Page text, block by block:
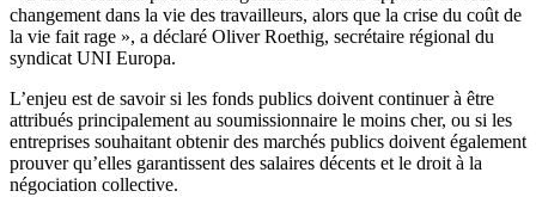
changement dans la vie des travailleurs, alors que la crise du coût de
la vie fait rage », a déclaré Oliver Roethig, secrétaire régional du
syndicat UNI Europa.
L’enjeu est de savoir si les fonds publics doivent continuer à être
attribués principalement au soumissionnaire le moins cher, ou si les
entreprises souhaitant obtenir des marchés publics doivent également
prouver qu’elles garantissent des salaires décents et le droit à la
négociation collective.